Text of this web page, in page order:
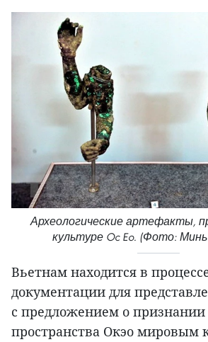
Археологические артефакты,
культуре Oc Eo. (Фото:
Вьетнам находится в
документации для
с предложением о признании
пространства Окэо мировым